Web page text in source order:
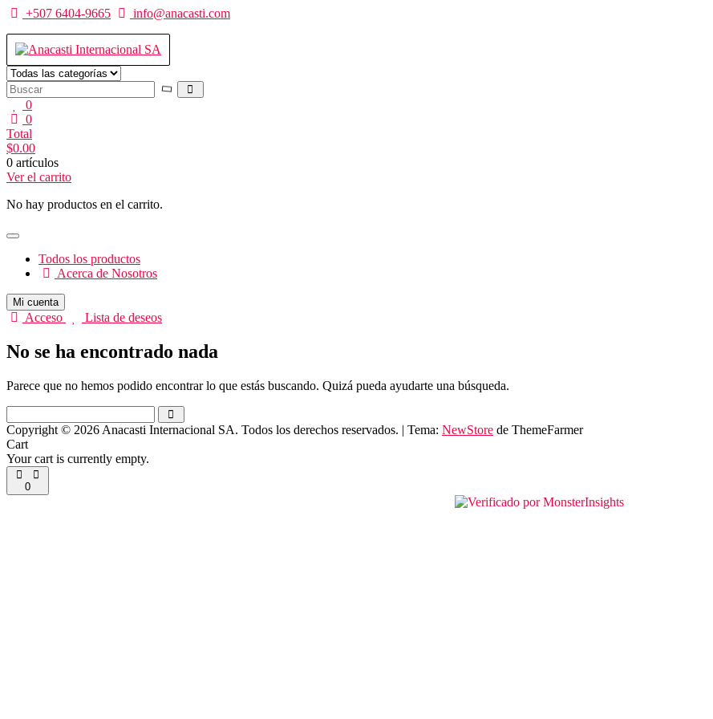
Saltar
contenido
+507 6404-9665 info@anacasti.com
Anacasti Internacional SA
Ventas de productos al por mayor de flores y plantas. juguetes, navidad, religioso y adornos
0
0
Total
$0.00
0 artículos
Ver el carrito
No hay productos en el carrito.
Todos los productos
Acerca de Nosotros
Mi cuenta
Acceso Lista de deseos
No se ha encontrado nada
Parece que no hemos podido encontrar lo que estás buscando. Quizá pueda ayudarte una búsqueda.
Buscar
Copyright © 2026 Anacasti Internacional SA. Todos los derechos reservados. | Tema: NewStore de ThemeFarmer
Cart
Your cart is currently empty.
0